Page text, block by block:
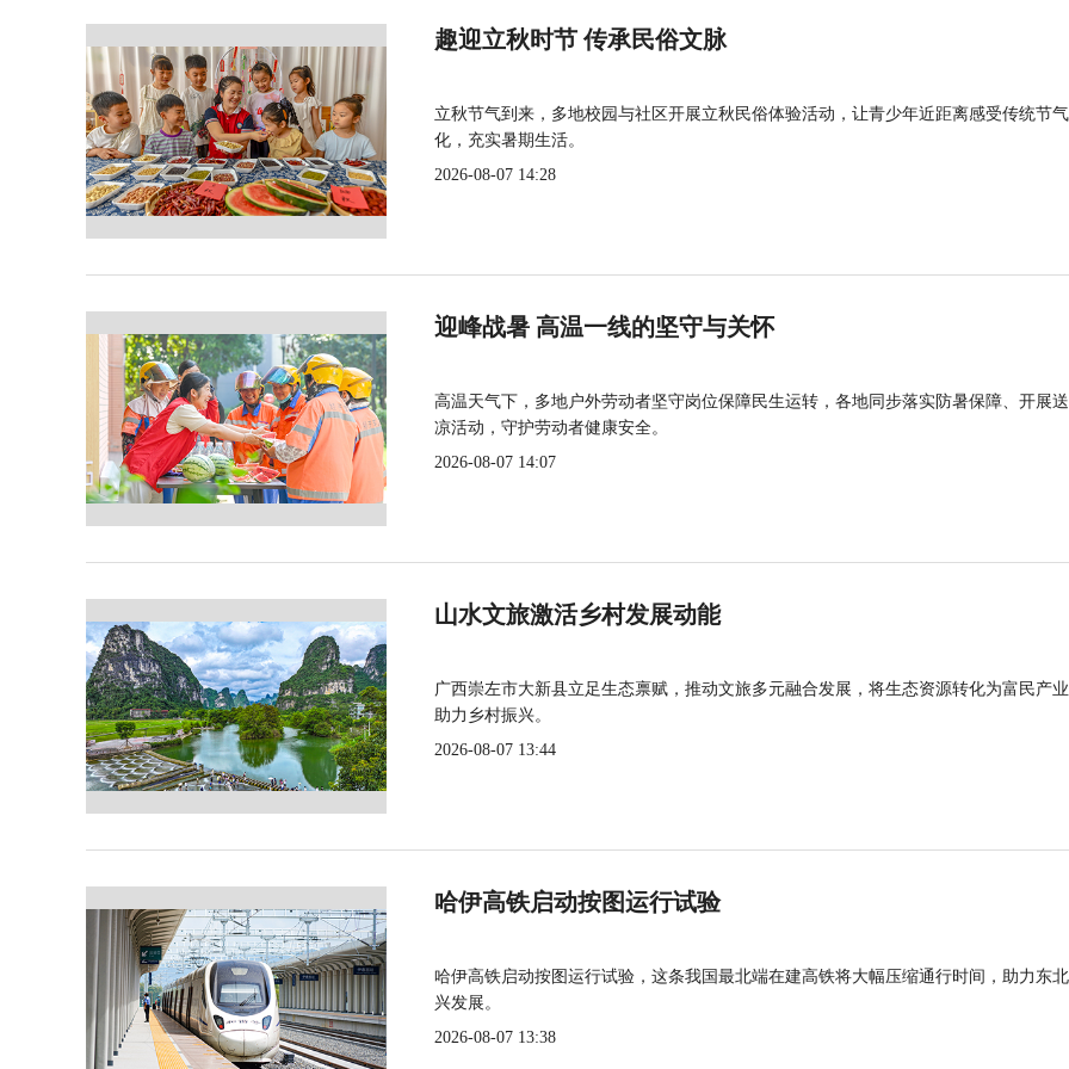
趣迎立秋时节 传承民俗文脉
立秋节气到来，多地校园与社区开展立秋民俗体验活动，让青少年近距离感受传统节
化，充实暑期生活。
2026-08-07 14:28
迎峰战暑 高温一线的坚守与关怀
高温天气下，多地户外劳动者坚守岗位保障民生运转，各地同步落实防暑保障、开展
凉活动，守护劳动者健康安全。
2026-08-07 14:07
山水文旅激活乡村发展动能
广西崇左市大新县立足生态禀赋，推动文旅多元融合发展，将生态资源转化为富民产
助力乡村振兴。
2026-08-07 13:44
哈伊高铁启动按图运行试验
哈伊高铁启动按图运行试验，这条我国最北端在建高铁将大幅压缩通行时间，助力东
兴发展。
2026-08-07 13:38